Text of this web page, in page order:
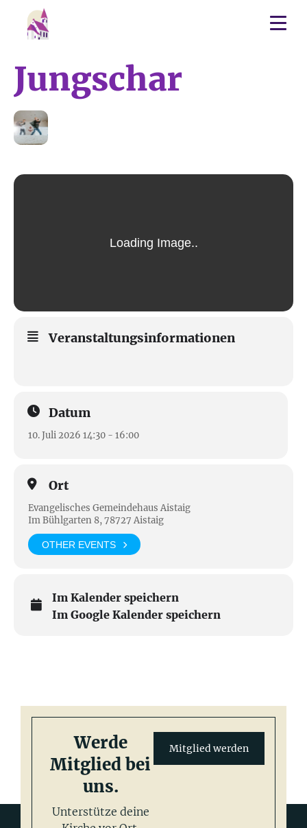
Jungschar
Veranstaltungsinformationen
Datum
10. Juli 2026 14:30 - 16:00
Ort
Evangelisches Gemeindehaus Aistaig
Im Bühlgarten 8, 78727 Aistaig
OTHER EVENTS
Im Kalender speichern
Im Google Kalender speichern
Werde
Mitglied bei
uns.
Unterstütze deine
Mitglied werden